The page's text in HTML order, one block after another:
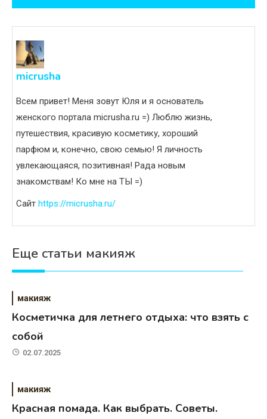
записям
micrusha
Всем привет! Меня зовут Юля и я основатель
женского портала micrusha.ru =) Люблю жизнь,
путешествия, красивую косметику, хороший
парфюм и, конечно, свою семью! Я личность
увлекающаяся, позитивная! Рада новым
знакомствам! Ко мне на ТЫ =)
Сайт https://micrusha.ru/
Еще статьи макияж
макияж
Косметичка для летнего отдыха: что взять с
собой
02.07.2025
макияж
Красная помада. Как выбрать. Советы.